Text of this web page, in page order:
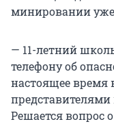
минировании
— 11-летний
телефону об
настоящее время
представителями
Решается вопрос